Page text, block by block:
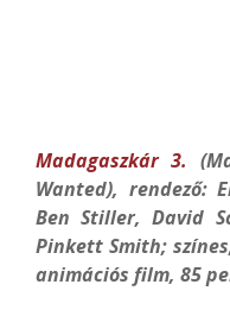
Madagaszkár 3.
Wanted), rendező:
Ben Stiller, David
Pinkett Smith;
animációs film, 85